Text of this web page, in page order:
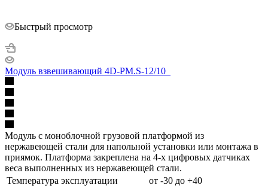
Быстрый просмотр
Модуль взвешивающий 4D-PM.S-12/10_
Модуль с моноблочной грузовой платформой из
нержавеющей стали для напольной установки или монтажа в
приямок. Платформа закреплена на 4-х цифровых датчиках
веса выполненных из нержавеющей стали.
Температура эксплуатации
от -30 до +40